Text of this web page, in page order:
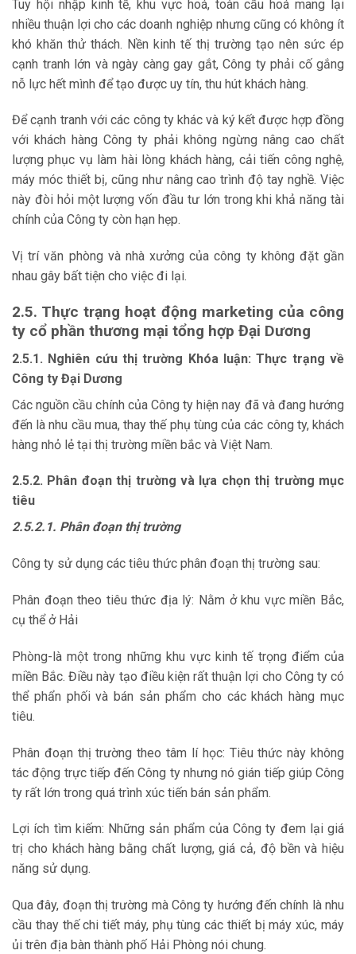
Tuy hội nhập kinh tế, khu vực hoá, toàn cầu hoá mang lại
nhiều thuận lợi cho các doanh nghiệp nhưng cũng có không ít
khó khăn thử thách. Nền kinh tế thị trường tạo nên sức ép
cạnh tranh lớn và ngày càng gay gắt, Công ty phải cố gắng
nỗ lực hết mình để tạo được uy tín, thu hút khách hàng.
Để cạnh tranh với các công ty khác và ký kết được hợp đồng
với khách hàng Công ty phải không ngừng nâng cao chất
lượng phục vụ làm hài lòng khách hàng, cải tiến công nghệ,
máy móc thiết bị, cũng như nâng cao trình độ tay nghề. Việc
này đòi hỏi một lượng vốn đầu tư lớn trong khi khả năng tài
chính của Công ty còn hạn hẹp.
Vị trí văn phòng và nhà xưởng của công ty không đặt gần
nhau gây bất tiện cho việc đi lại.
2.5. Thực trạng hoạt động marketing của công
ty cổ phần thương mại tổng hợp Đại Dương
2.5.1. Nghiên cứu thị trường Khóa luận: Thực trạng về
Công ty Đại Dương
Các nguồn cầu chính của Công ty hiện nay đã và đang hướng
đến là nhu cầu mua, thay thế phụ tùng của các công ty, khách
hàng nhỏ lẻ tại thị trường miền bắc và Việt Nam.
2.5.2. Phân đoạn thị trường và lựa chọn thị trường mục
tiêu
2.5.2.1. Phân đoạn thị trường
Công ty sử dụng các tiêu thức phân đoạn thị trường sau:
Phân đoạn theo tiêu thức địa lý: Nằm ở khu vực miền Bắc,
cụ thể ở Hải
Phòng-là một trong những khu vực kinh tế trọng điểm của
miền Bắc. Điều này tạo điều kiện rất thuận lợi cho Công ty có
thể phẩn phối và bán sản phẩm cho các khách hàng mục
tiêu.
Phân đoạn thị trường theo tâm lí học: Tiêu thức này không
tác động trực tiếp đến Công ty nhưng nó gián tiếp giúp Công
ty rất lớn trong quá trình xúc tiến bán sản phẩm.
Lợi ích tìm kiếm: Những sản phẩm của Công ty đem lại giá
trị cho khách hàng bằng chất lượng, giá cả, độ bền và hiệu
năng sử dụng.
Qua đây, đoạn thị trường mà Công ty hướng đến chính là nhu
cầu thay thế chi tiết máy, phụ tùng các thiết bị máy xúc, máy
ủi trên địa bàn thành phố Hải Phòng nói chung.